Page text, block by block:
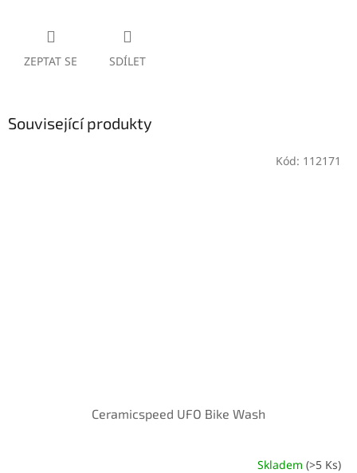
ZEPTAT SE SDÍLET
Související produkty
Ceramicspeed UFO Bike Wash
Skladem (>5 Ks)
Kód: 112171